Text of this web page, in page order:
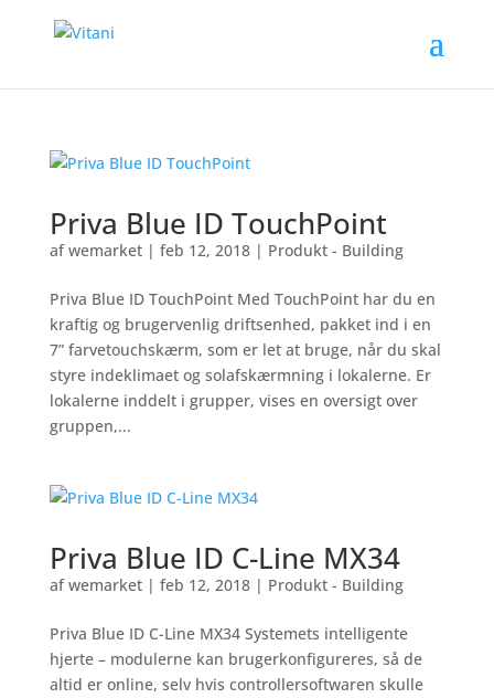
Priva Blue ID TouchPoint
afwemarket| feb 12, 2018| Produkt - Building
Priva Blue ID TouchPoint Med TouchPoint har du en
kraftig og brugervenlig driftsenhed, pakket ind i en
7” farvetouchskærm, som er let at bruge, når du skal
styre indeklimaet og solafskærmning i lokalerne. Er
lokalerne inddelt i grupper, vises en oversigt over
gruppen,...
Priva Blue ID C-Line MX34
afwemarket| feb 12, 2018| Produkt - Building
Priva Blue ID C-Line MX34 Systemets intelligente
hjerte – modulerne kan brugerkonfigureres, så de
altid er online, selv hvis controllersoftwaren skulle